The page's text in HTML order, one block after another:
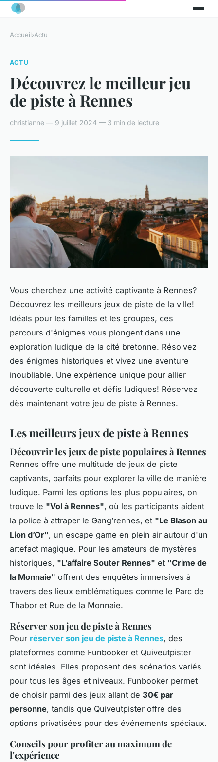
Accueil›Actu
ACTU
Découvrez le meilleur jeu
de piste à Rennes
christianne — 9 juillet 2024 — 3 min de lecture
Vous cherchez une activité captivante à Rennes?
Découvrez les meilleurs jeux de piste de la ville!
Idéals pour les familles et les groupes, ces
parcours d'énigmes vous plongent dans une
exploration ludique de la cité bretonne. Résolvez
des énigmes historiques et vivez une aventure
inoubliable. Une expérience unique pour allier
découverte culturelle et défis ludiques! Réservez
dès maintenant votre jeu de piste à Rennes.
Les meilleurs jeux de piste à Rennes
Découvrir les jeux de piste populaires à Rennes
Rennes offre une multitude de jeux de piste
captivants, parfaits pour explorer la ville de manière
ludique. Parmi les options les plus populaires, on
trouve le "Vol à Rennes", où les participants aident
la police à attraper le Gang’rennes, et "Le Blason au
Lion d’Or", un escape game en plein air autour d'un
artefact magique. Pour les amateurs de mystères
historiques, "L’affaire Souter Rennes" et "Crime de
la Monnaie" offrent des enquêtes immersives à
travers des lieux emblématiques comme le Parc de
Thabor et Rue de la Monnaie.
Réserver son jeu de piste à Rennes
Pour réserver son jeu de piste à Rennes, des
plateformes comme Funbooker et Quiveutpister
sont idéales. Elles proposent des scénarios variés
pour tous les âges et niveaux. Funbooker permet
de choisir parmi des jeux allant de 30€ par
personne, tandis que Quiveutpister offre des
options privatisées pour des événements spéciaux.
Conseils pour profiter au maximum de
l'expérience